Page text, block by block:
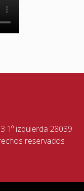
1º izquierda 28039
reservados